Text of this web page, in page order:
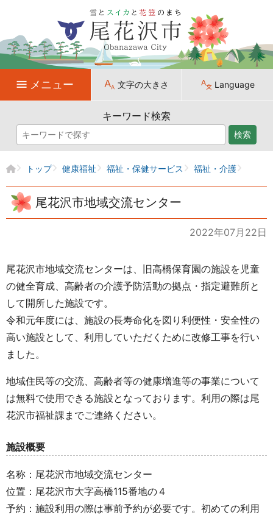
メニュー 文字の大きさ Language
キーワード検索
検索
トップ 健康福祉 福祉・保健サービス 福祉・介護
尾花沢市地域交流センター
2022年07月22日
尾花沢市地域交流センターは、旧高橋保育園の施設を児童
の健全育成、高齢者の介護予防活動の拠点・指定避難所と
して開所した施設です。
令和元年度には、施設の長寿命化を図り利便性・安全性の
高い施設として、利用していただくために改修工事を行い
ました。
地域住民等の交流、高齢者等の健康増進等の事業について
は無料で使用できる施設となっております。利用の際は尾
花沢市福祉課までご連絡ください。
施設概要
名称：尾花沢市地域交流センター
位置：尾花沢市大字高橋115番地の４
予約：施設利用の際は事前予約が必要です。初めての利用